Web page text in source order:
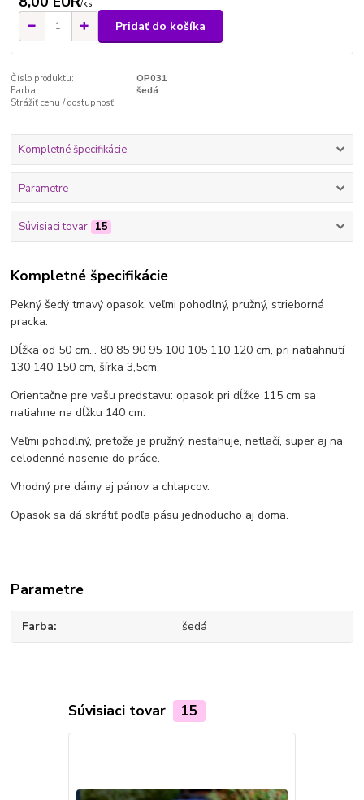
/ks
Pridať do košíka
Číslo produktu:
OP031
Farba:
šedá
Strážiť cenu / dostupnosť
Kompletné špecifikácie
Parametre
Súvisiaci tovar 15
Kompletné špecifikácie
Pekný šedý tmavý opasok, veľmi pohodlný, pružný, strieborná
pracka.
Dĺžka od 50 cm... 80 85 90 95 100 105 110 120 cm, pri natiahnutí
130 140 150 cm, šírka 3,5cm.
Orientačne pre vašu predstavu: opasok pri dĺžke 115 cm sa
natiahne na dĺžku 140 cm.
Veľmi pohodlný, pretože je pružný, nesťahuje, netlačí, super aj na
celodenné nosenie do práce.
Vhodný pre dámy aj pánov a chlapcov.
Opasok sa dá skrátiť podľa pásu jednoducho aj doma.
Parametre
Farba šedá
Súvisiaci tovar 15